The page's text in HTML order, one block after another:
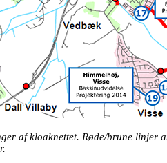
af kloaknettet. Røde/brune linjer